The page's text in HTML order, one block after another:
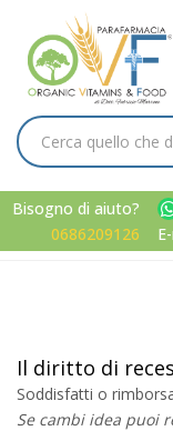
Bisogno di aiuto?
0686209126
Il diritto di
Soddisfatti o
Se cambi idea puoi